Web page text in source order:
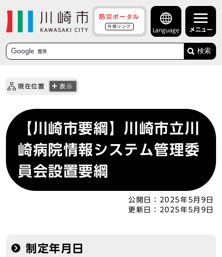
防災ポータル
外部リンク
Language メニュー
検索
現在位置 表示
【川崎市要綱】川崎市立川
崎病院情報システム管理委
員会設置要綱
公開日：
2025年5月9日
更新日：
2025年5月9日
制定年月日